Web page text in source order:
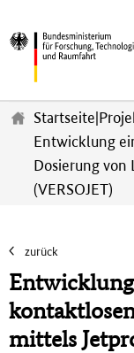
Startseite
Entwicklung
Dosierung von
(VERSOJET)
zurück
mittels